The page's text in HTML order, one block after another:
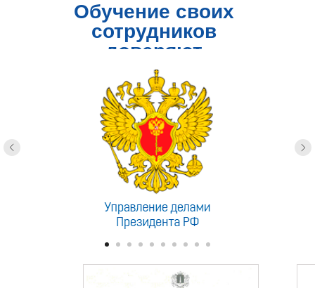
Обучение своих
сотрудников
доверяют